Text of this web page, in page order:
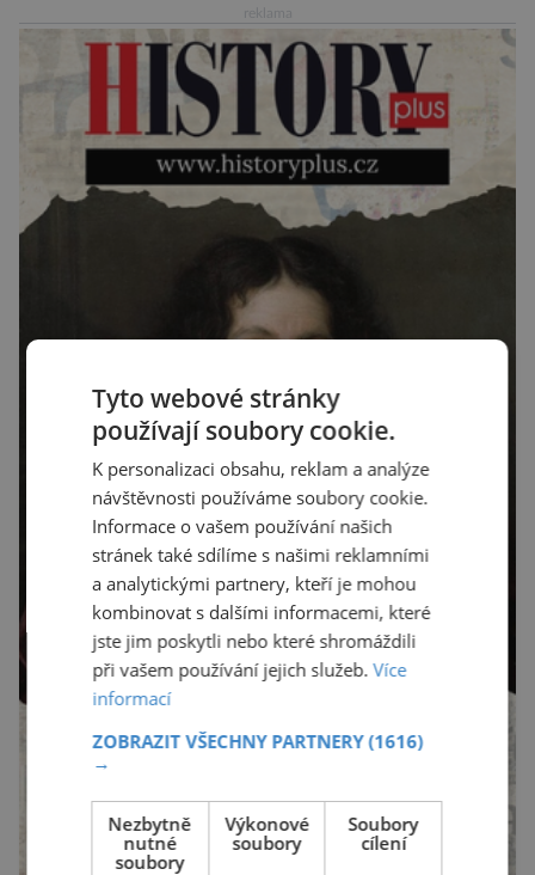
Tyto webové stránky
používají soubory cookie.
K personalizaci obsahu, reklam a analýze
návštěvnosti používáme soubory cookie.
Informace o vašem používání našich
stránek také sdílíme s našimi reklamními
a analytickými partnery, kteří je mohou
kombinovat s dalšími informacemi, které
jste jim poskytli nebo které shromáždili
při vašem používání jejich služeb.Více
informací
ZOBRAZIT VŠECHNY PARTNERY(1616)
→
Nezbytně
nutné
soubory
Výkonové
soubory
Soubory
cílení